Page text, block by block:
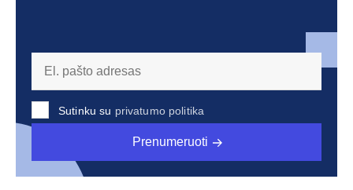
Sutinku su privatumo politika
Prenumeruoti